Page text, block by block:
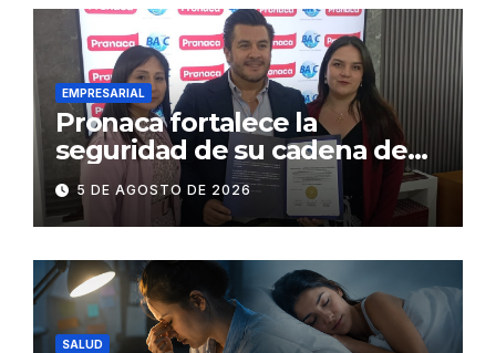
EMPRESARIAL
Pronaca fortalece la
seguridad de su cadena de
suministro con certificación
BASC en dos plantas
5 DE AGOSTO DE 2026
SALUD